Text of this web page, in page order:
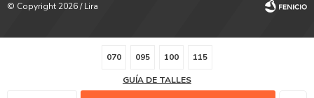
070 095 100 115
GUÍA DE TALLES
© Copyright 2026 / Lira